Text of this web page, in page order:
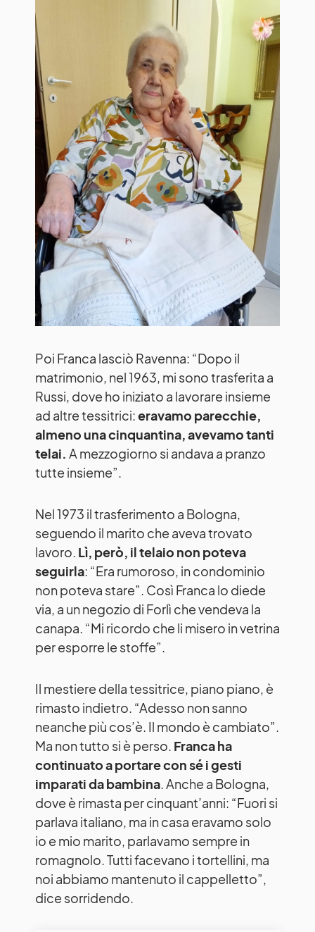
Poi Franca lasciò Ravenna: “Dopo il
matrimonio, nel 1963, mi sono trasferita a
Russi, dove ho iniziato a lavorare insieme
ad altre tessitrici:eravamo parecchie,
almeno una cinquantina, avevamo tanti
telai. A mezzogiorno si andava a pranzo
tutte insieme”.
Nel 1973 il trasferimento a Bologna,
seguendo il marito che aveva trovato
lavoro. Lì, però, il telaio non poteva
seguirla: “Era rumoroso, in condominio
non poteva stare”. Così Franca lo diede
via, a un negozio di Forlì che vendeva la
canapa. “Mi ricordo che li misero in vetrina
per esporre le stoffe”.
Il mestiere della tessitrice, piano piano, è
rimasto indietro. “Adesso non sanno
neanche più cos’è. Il mondo è cambiato”.
Ma non tutto si è perso. Franca ha
continuato a portare con sé i gesti
imparati da bambina. Anche a Bologna,
dove è rimasta per cinquant’anni: “Fuori si
parlava italiano, ma in casa eravamo solo
io e mio marito, parlavamo sempre in
romagnolo. Tutti facevano i tortellini, ma
noi abbiamo mantenuto il cappelletto”,
dice sorridendo.